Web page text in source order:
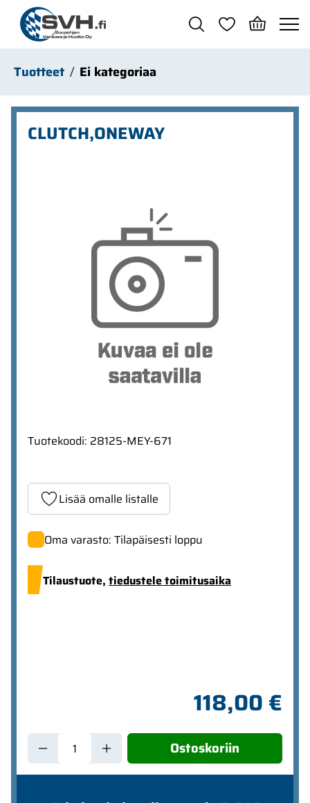
Siirry pääsisältöön
Tuotteet Ei kategoriaa
CLUTCH,ONEWAY
Tuotekoodi: 28125-MEY-671
Lisää omalle listalle
Oma varasto: Tilapäisesti loppu
Tilaustuote, tiedustele toimitusaika
118,00 €
Ostoskoriin